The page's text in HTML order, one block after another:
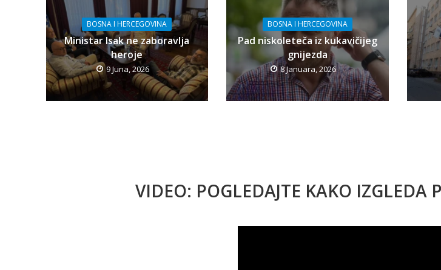
BOSNA I HERCEGOVINA
Ministar Isak ne zaboravlja
heroje
9 Juna, 2026
BOSNA I HERCEGOVINA
Pad niskoleteča iz kukavičijeg
gnijezda
8 Januara, 2026
VIDEO: POGLEDAJTE KAKO